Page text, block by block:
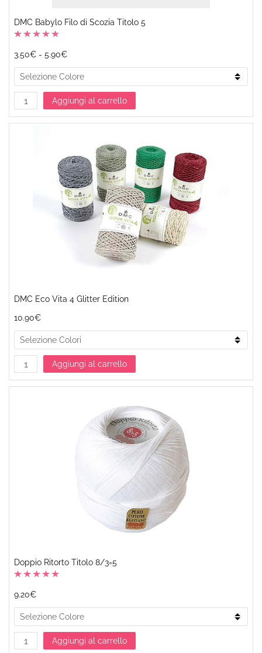
DMC Babylo Filo di Scozia Titolo 5
3.50€ - 5.90€
Aggiungi al carrello
DMC Eco Vita 4 Glitter Edition
10.90€
Aggiungi al carrello
Doppio Ritorto Titolo 8/3=5
9.20€
Aggiungi al carrello